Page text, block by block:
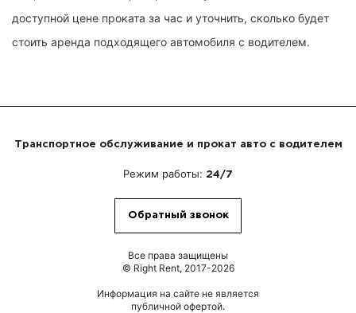
доступной цене проката за час и уточнить, сколько будет
стоить аренда подходящего автомобиля с водителем.
Транспортное обслуживание и прокат авто с водителем
Режим работы: 24/7
Обратный звонок
Все права защищены
© Right Rent, 2017-2026
Информация на сайте не является
публичной офертой.